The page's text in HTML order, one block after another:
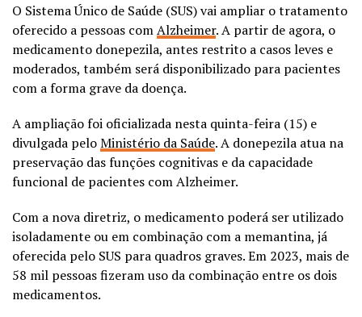
O Sistema Único de Saúde (SUS) vai ampliar o tratamento
oferecido a pessoas comAlzheimer. A partir de agora, o
medicamento donepezila, antes restrito a casos leves e
moderados, também será disponibilizado para pacientes
com a forma grave da doença.
A ampliação foi oficializada nesta quinta-feira (15) e
divulgada peloMinistério da Saúde. A donepezila atua na
preservação das funções cognitivas e da capacidade
funcional de pacientes com Alzheimer.
Com a nova diretriz, o medicamento poderá ser utilizado
isoladamente ou em combinação com a memantina, já
oferecida pelo SUS para quadros graves. Em 2023, mais de
58 mil pessoas fizeram uso da combinação entre os dois
medicamentos.